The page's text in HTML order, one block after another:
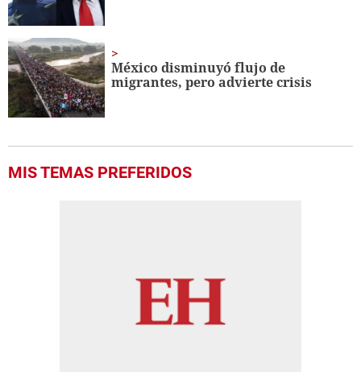
México disminuyó flujo de
migrantes, pero advierte crisis
MIS TEMAS PREFERIDOS